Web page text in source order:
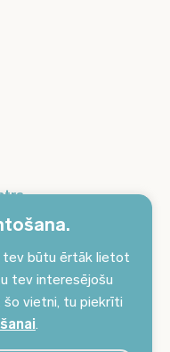
tev būtu ērtāk lietot
tev interesējošu
vietni, tu piekrīti
.
aktuālākos